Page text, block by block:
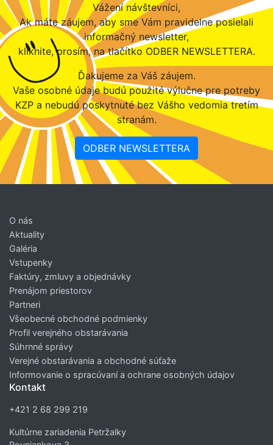
Vážení návštevníci,
Ak máte záujem, aby sme Vám pravidelne posielali
informačný newsletter,
kliknite, prosím, na tlačítko ODBER NEWSLETTERA.
Ďakujeme za Váš záujem.
Vaše osobné údaje budú použité výlučne pre potreby
KZP a nebudú poskytnuté bez Vášho vedomia tretím
stranám.
ODBER NEWSLETTERA
O nás
Aktuality
Galéria
Vstupenky
Faktúry, zmluvy a objednávky
Prenájom priestorov
Partneri
Všeobecné obchodné podmienky
Profil verejného obstarávania
Súhrnné správy
Verejné obstarávania a obchodné súťaže
Informovanie o spracúvaní a ochrane osobných údajov
Kontakt
+421 2 68 299 219
Kultúrne zariadenia Petržalky